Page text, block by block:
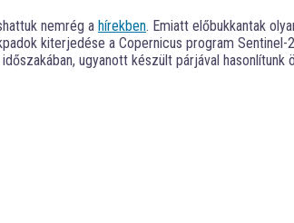
nemrég a hírekben. Emiatt előbukkantak
kiterjedése a Copernicus program
ugyanott készült párjával hasonlítunk